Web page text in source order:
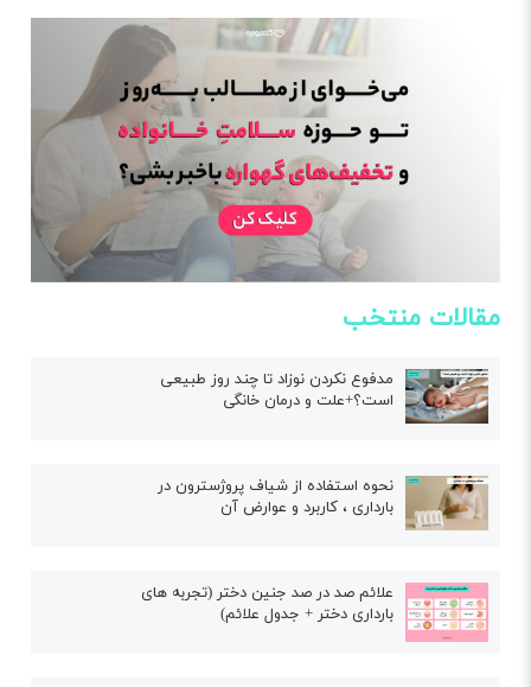
مقالات منتخب
مدفوع نکردن نوزاد تا چند روز طبیعی
است؟+علت و درمان خانگی
نحوه استفاده از شیاف پروژسترون در
بارداری ، کاربرد و عوارض آن
علائم صد در صد جنین دختر (تجربه های
بارداری دختر + جدول علائم)